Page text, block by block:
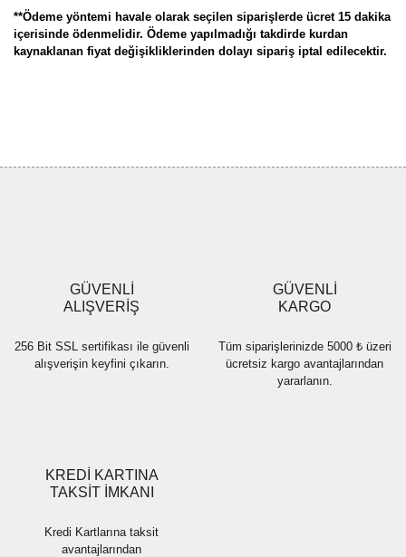
**Ödeme yöntemi havale olarak seçilen siparişlerde ücret 15 dakika
içerisinde ödenmelidir. Ödeme yapılmadığı takdirde kurdan
kaynaklanan fiyat değişikliklerinden dolayı sipariş iptal edilecektir.
Ürün fiyatı diğer sitelerden daha pahalı.
Bu ürüne benzer farklı alternatifler olmalı.
GÜVENLİ
ALIŞVERİŞ
256 Bit SSL sertifikası ile güvenli
alışverişin keyfini çıkarın.
GÜVENLİ
KARGO
Tüm siparişlerinizde 5000 ₺ üzeri
ücretsiz kargo avantajlarından
yararlanın.
KREDİ KARTINA
TAKSİT İMKANI
Kredi Kartlarına taksit
avantajlarından